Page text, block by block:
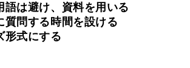
語は避け、資料を用いる
質問する時間を設ける
形式にする